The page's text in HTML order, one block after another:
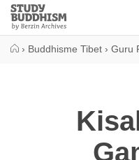
Close
Study
Buddhism
› Buddhisme Tibet › Guru